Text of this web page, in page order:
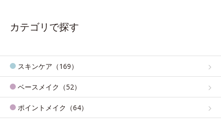
カテゴリで探す
スキンケア（169）
ベースメイク（52）
ポイントメイク（64）